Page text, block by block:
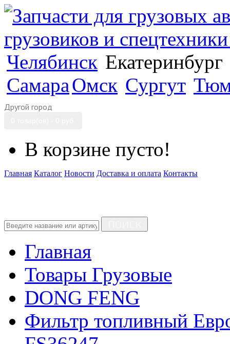
Челябинск Екатеринбург
СамараОмск Сургут
Другой город
В корзине пусто!
Главная Каталог Новости Доставка и оплата Контакты
Главная
Товары Грузовые
DONG FENG
Фильтр топливный